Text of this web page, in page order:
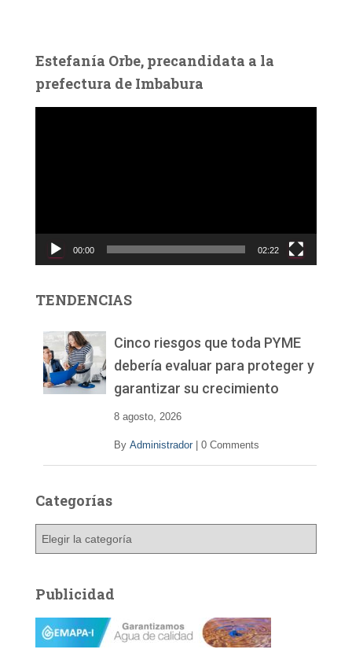
Estefanía Orbe, precandidata a la
prefectura de Imbabura
c
d
00:00 02:22
TENDENCIAS
Cinco riesgos que toda PYME
debería evaluar para proteger y
garantizar su crecimiento
8 agosto, 2026
By Administrador 0 Comments
Categorías
g
o
Publicidad